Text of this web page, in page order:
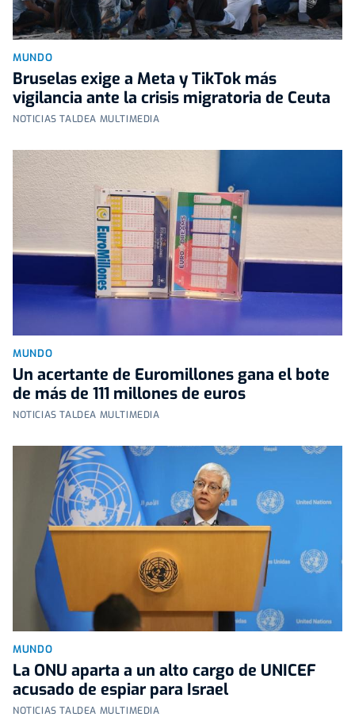
MUNDO
Bruselas exige a Meta y TikTok más
vigilancia ante la crisis migratoria de Ceuta
NOTICIAS TALDEA MULTIMEDIA
MUNDO
Un acertante de Euromillones gana el bote
de más de 111 millones de euros
NOTICIAS TALDEA MULTIMEDIA
MUNDO
La ONU aparta a un alto cargo de UNICEF
acusado de espiar para Israel
NOTICIAS TALDEA MULTIMEDIA